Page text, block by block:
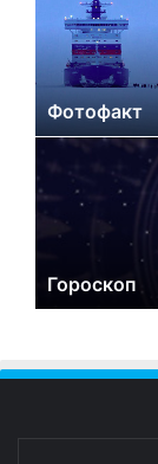
Фотофакт
Гороскоп